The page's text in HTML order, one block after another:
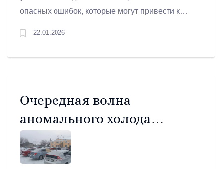
опасных ошибок, которые могут привести к
22.01.2026
Очередная волна
аномального холода
накрывает Артемовский